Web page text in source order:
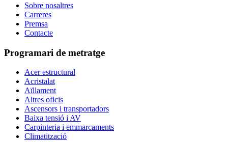
Sobre nosaltres
Carreres
Premsa
Contacte
Programari de metratge
Acer estructural
Acristalat
Aïllament
Altres oficis
Ascensors i transportadors
Baixa tensió i AV
Carpinteria i emmarcaments
Climatització